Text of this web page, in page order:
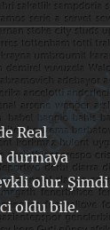
Real
durmaya
olur. Şimdi
oldu bile.